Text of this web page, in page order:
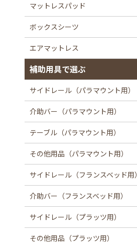
マットレスパッド
ボックスシーツ
エアマットレス
補助用具で選ぶ
サイドレール（パラマウント用）
介助バー（パラマウント用）
テーブル（パラマウント用）
その他用品（パラマウント用）
サイドレール（フランスベッド用）
介助バー（フランスベッド用）
サイドレール（プラッツ用）
その他用品（プラッツ用）